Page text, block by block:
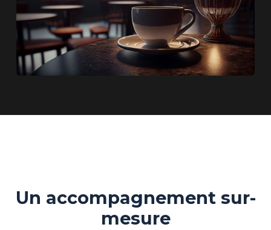
Un accompagnement sur-
mesure